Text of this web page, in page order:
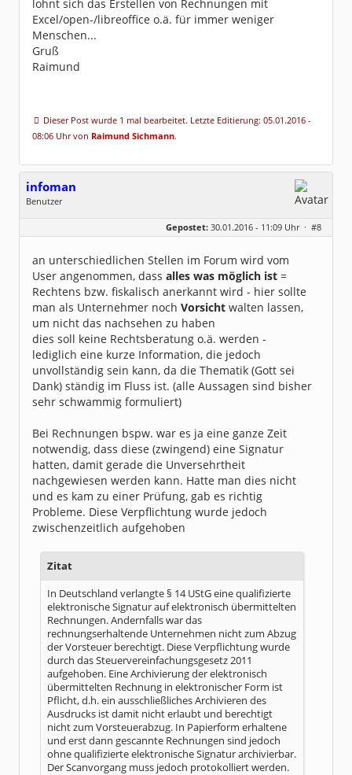
lohnt sich das Erstellen von Rechnungen mit
Excel/open-/libreoffice o.ä. für immer weniger
Menschen...
Gruß
Raimund
Dieser Post wurde 1 mal bearbeitet. Letzte Editierung: 05.01.2016 -
08:06 Uhr von Raimund Sichmann.
infoman
Benutzer
Dabei seit:
06 / 2008
Gepostet: 30.01.2016 - 11:09 Uhr · #8
an unterschiedlichen Stellen im Forum wird vom
User angenommen, dass alles was möglich ist =
Rechtens bzw. fiskalisch anerkannt wird - hier sollte
man als Unternehmer noch Vorsicht walten lassen,
um nicht das nachsehen zu haben
dies soll keine Rechtsberatung o.ä. werden -
lediglich eine kurze Information, die jedoch
unvollständig sein kann, da die Thematik (Gott sei
Dank) ständig im Fluss ist. (alle Aussagen sind bisher
sehr schwammig formuliert)
Bei Rechnungen bspw. war es ja eine ganze Zeit
notwendig, dass diese (zwingend) eine Signatur
hatten, damit gerade die Unversehrtheit
nachgewiesen werden kann. Hatte man dies nicht
und es kam zu einer Prüfung, gab es richtig
Probleme. Diese Verpflichtung wurde jedoch
zwischenzeitlich aufgehoben
Zitat
In Deutschland verlangte § 14 UStG eine qualifizierte
elektronische Signatur auf elektronisch übermittelten
Rechnungen. Andernfalls war das
rechnungserhaltende Unternehmen nicht zum Abzug
der Vorsteuer berechtigt. Diese Verpflichtung wurde
durch das Steuervereinfachungsgesetz 2011
aufgehoben. Eine Archivierung der elektronisch
übermittelten Rechnung in elektronischer Form ist
Pflicht, d.h. ein ausschließliches Archivieren des
Ausdrucks ist damit nicht erlaubt und berechtigt
nicht zum Vorsteuerabzug. In Papierform erhaltene
und erst dann gescannte Rechnungen sind jedoch
ohne qualifizierte elektronische Signatur archivierbar.
Der Scanvorgang muss jedoch protokolliert werden.